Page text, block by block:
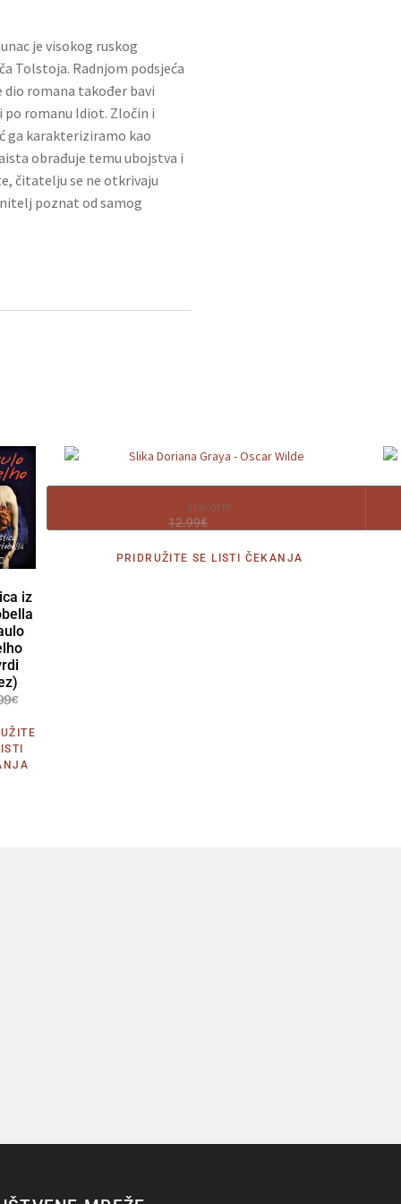
je visokog ruskog
Tolstoja. Radnjom podsjeća
dio romana također bavi
po romanu Idiot. Zločin i
ga karakteriziramo kao
obrađuje temu ubojstva i
čitatelju se ne otkrivaju
poznat od samog
iz
€
31% OFF!
12.99€
PRIDRUŽITE SE LISTI ČEKANJA